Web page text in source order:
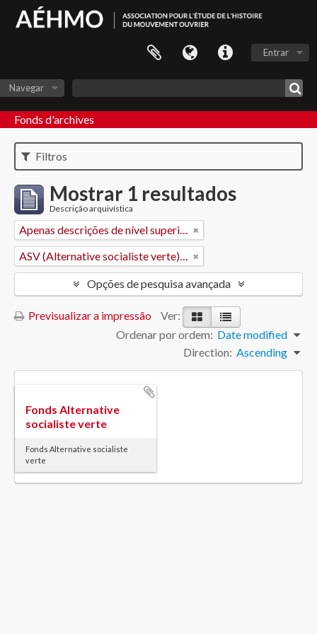
Entrar
Navegar
Fonds d'archives
Filtros
Mostrar 1 resultados
Descrição arquivística
Apenas descrições de nível superior
ASV (Alternative socialiste verte) - Vaud
Opções de pesquisa avançada
Previsualizar a impressão
Ver:
Ordenar por ordem: Date modified
Direction: Ascending
Fonds Alternative
socialiste verte
Fonds Alternative socialiste
verte